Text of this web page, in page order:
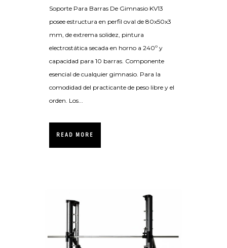
Soporte Para Barras De Gimnasio KV13
posee estructura en perfil oval de 80x50x3
mm, de extrema solidez, pintura
electrostática secada en horno a 240º y
capacidad para 10 barras. Componente
esencial de cualquier gimnasio. Para la
comodidad del practicante de peso libre y el
orden. Los...
READ MORE